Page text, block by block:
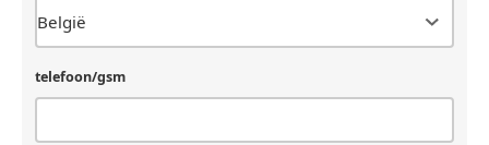
telefoon/gsm